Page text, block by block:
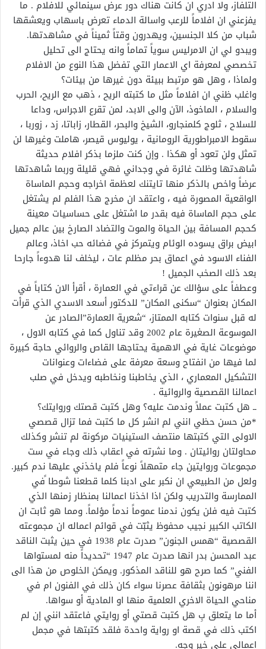
التلفاز، ولا ادري ان كانت هناك دور عرض سينمائي للافلام . ما
يفزعني ان افلاماً للرعب واسالة الدماء تعرض باسهاب ويعشقها
شباب من كلا الجنسين، ويهدرون وقتاً ثميناً في مشاهدتها.
ويبدو لي ان الامرليس سوياً تماماً وانه يحتاج الى تحليل
تخصصي لمعرفة اي الاعمار التي تفضل هذا النوع من الافلام
ولماذا ، وهل هو مرتبط ببيئة دون غيرها من بيئات؟
واغلب ظني ان افلاماً مثل ما كتبته الريح ، ذهب مع الريح، الحرب
والسلام ، الماخوذ، الآن والى الابد، لمن تقرع الاجراس، وداعا
للسلاح ، ثلوج كلمنجارو، الشيخ والبحر، القطار، زاباتا، زد ، زوربا ،
سقوط الامبراطورية الرومانية ، يوليوس قيصر، هاملت وغيرها لن
تمثل ولن تعود أو هكذا . وإن كنت ملزما بذكر افلام حديثة
شاهدتها وظلت غائرة في وجداني فهي قليلة وربما شاهدتها
عرضاً واخص بالذكر منها تايتنك لعظمة اخراجه وحجم الماساة
الواقعية المصورة فيه ، واعتقد ان مخرج هذا الفلم لم يشتغل
على حجم الماساة فيه بقدر ما اشتغل على حساسيات معينة
كحجم المسافة بين الحياة والموت والتضاد الصارخ بين عالم جميل
ابيض براق يسوده الوئام ويتمركز في فضائه حب اخاذ، وعالم
الفناء الاسود في اعماق بحر مظلم عات ، ليخلف لنا هدوءاً جارحا
بعد ذلك الصخب الجميل !
وعطفاً على سؤالك عن قراءتي في العمارة ، أقرأ الان كتاباً في
المكان بعنوان “سكنى المكان” للدكتور أسعد الاسدي الذي قرأت
له قبل سنوات كتابه الممتاز، “شعرية العمارة”الصادر عن
الموسوعة الصغيرة عام 2002 وقد تناول كما في كتابه الاول ،
موضوعات غاية في الاهمية يحتاجها القاص والروائي حاجة كبيرة
لما فيها من انفتاح وسعة معرفة على فضاءات وعنوانات
التشكيل المعماري ، الذي يخاطبنا ونخاطبه ويدخل في صلب
اعمالنا القصصية والروائية .
ــ هل كتبت عملاً وندمت عليه؟ وهل كتبت قصتك وروايتك؟
*من حسن حظي انني لم انشر كل ما كتبت فما تزال قصصي
الاولى التي كتبتها منتصف الستينيات مركونة لم تنشر وكذلك
محاولتان روائيتان . وما نشرته في اعقاب ذلك وجاء في ست
مجموعات وروايتين جاء متمهلاً نوعاً فلم ياخذني عليها ندم كبير.
ولعل من الطبيعي ان نكبر على ادبنا كلما قطعنا شوطا ًفي
الممارسة والتدريب ولكن اذا اخذنا اعمالنا بمنظار زمنها الذي
كتبت فيه فلن يكون ندمنا عموماً ندماً مؤلماً. ومما هو ثابت ان
الكاتب الكبير نجيب محفوظ يثبّت في قوائم اعماله ان مجموعته
القصصية “همس الجنون” صدرت عام 1938 في حين يثبت الناقد
عبد المحسن بدر انها صدرت عام 1947 “تحديداً منه لمستواها
الفني” كما صرح هو للناقد المذكور. ويمكن الخلوص من هذا الى
اننا مرهونون بثقافة عصرنا سواء كان ذلك في الفنون ام في
مناحي الحياة الاخري العلمية منها او المادية أو سواها.
أما ما يتعلق بِ هل كتبت قصتي أو روايتي فاعتقد انني إن لم
اكتب ذلك في قصة او رواية واحدة فلقد كتبتها في مجمل
اعمالي على خير وجه.